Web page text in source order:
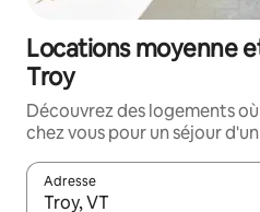
Locations moyenne
Troy
Découvrez des logements
chez vous pour un séjour
Adresse
Lorsque les résultats